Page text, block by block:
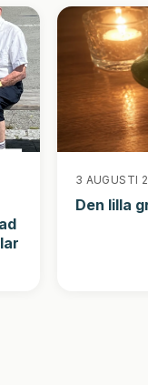
3 AUGUSTI
Den lilla